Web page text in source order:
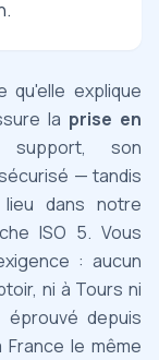
qu'elle explique
la prise en
son
— tandis
dans notre
ISO 5. Vous
: aucun
ni à Tours ni
depuis
le même